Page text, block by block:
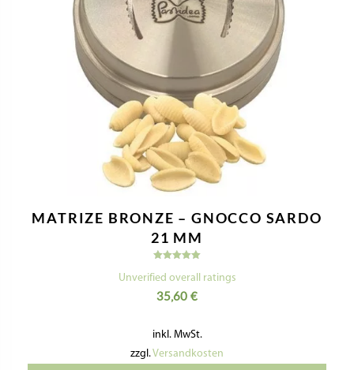
MATRIZE BRONZE – GNOCCO SARDO
21 MM
mit
von 5
Unverified overall ratings
35,60 €
inkl. MwSt.
zzgl.Versandkosten